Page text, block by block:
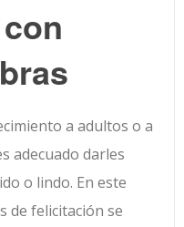
a adultos o a
adecuado darles
o lindo. En este
de felicitación se